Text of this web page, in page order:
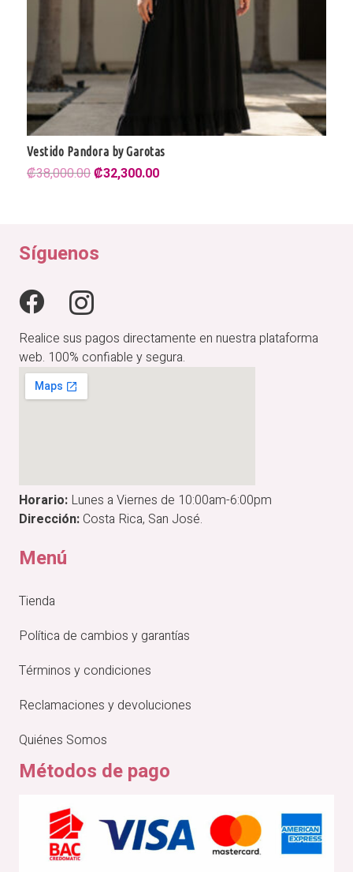
Vestido Pandora by Garotas
₡38,000.00El
₡38,000.00.
₡32,300.00El
Síguenos
Realice sus pagos directamente en nuestra plataforma
web. 100% confiable y segura.
Horario: Lunes a Viernes de 10:00am-6:00pm
Dirección:Costa Rica, San José.
Menú
Tienda
Política de cambios y garantías
Términos y condiciones
Reclamaciones y devoluciones
Quiénes Somos
Métodos de pago